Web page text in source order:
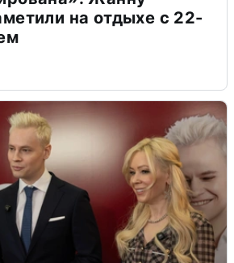
на отдыхе с 22-